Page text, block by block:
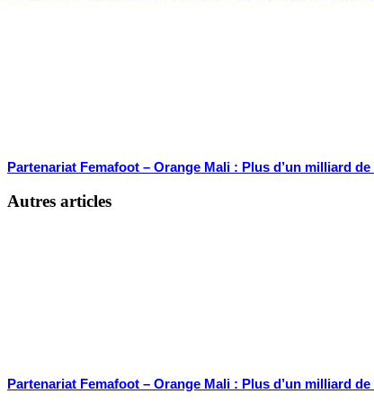
Partenariat Femafoot – Orange Mali : Plus d’un milliard
Autres articles
Partenariat Femafoot – Orange Mali : Plus d’un milliard